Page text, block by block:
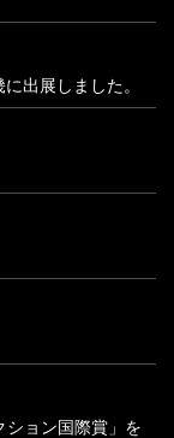
出展しました。
ション国際賞」を